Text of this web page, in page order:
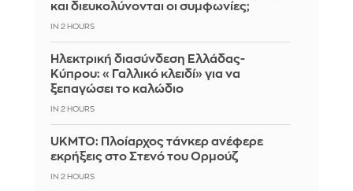
και διευκολύνονται οι συμφωνίες;
IN 2 HOURS
Ηλεκτρική διασύνδεση Ελλάδας-
Κύπρου: «Γαλλικό κλειδί» για να
ξεπαγώσει το καλώδιο
IN 2 HOURS
UKMTO: Πλοίαρχος τάνκερ ανέφερε
εκρήξεις στο Στενό του Ορμούζ
IN 2 HOURS